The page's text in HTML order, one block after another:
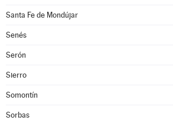
Santa Fe de Mondújar
Senés
Serón
Sierro
Somontín
Sorbas